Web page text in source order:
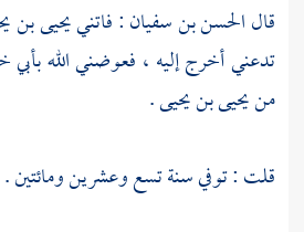
قالالحسن بن سفيان: فاتنييحيى بن
تدعني أخرج إليه ، فعوضني اللهبأبي
منيحيى بن يحيى.
قلت : توفي سنة تسع وعشرين ومائتين .